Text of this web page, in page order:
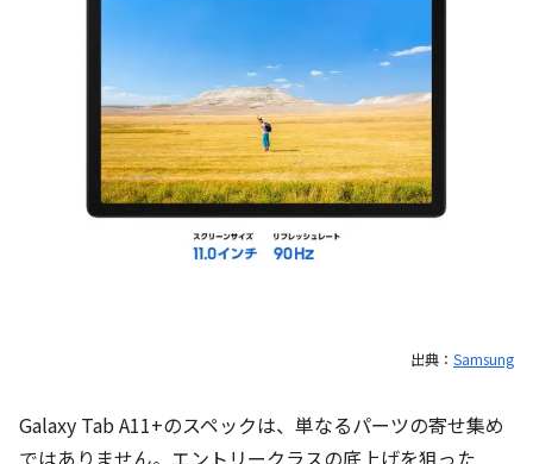
出典： Samsung
Galaxy Tab A11+のスペックは、単なるパーツの寄せ集め
ではありません。エントリークラスの底上げを狙った